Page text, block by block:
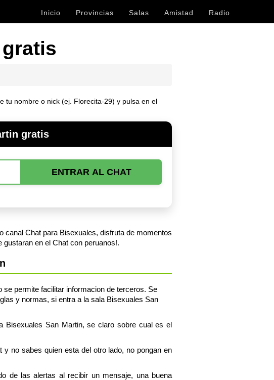
Inicio Provincias Salas Amistad Radio
tu nombre o nick (ej. Florecita-29) y pulsa en el
gratis
ENTRAR AL CHAT
canal Chat para Bisexuales, disfruta de momentos
en el Chat con peruanos!.
permite facilitar informacion de terceros. Se
y normas, si entra a la sala Bisexuales San
Bisexuales San Martin, se claro sobre cual es el
y no sabes quien esta del otro lado, no pongan en
de las alertas al recibir un mensaje, una buena